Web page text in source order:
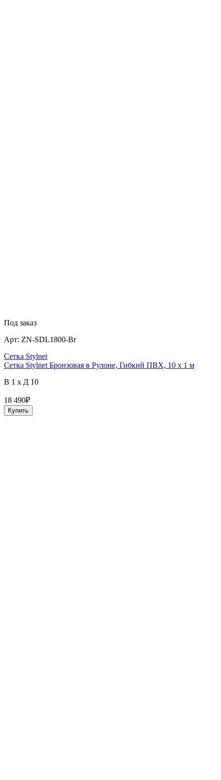
Под заказ
Арт: ZN-SDL1800-Br
Сетка Stylnet
Сетка Stylnet Бронзовая в Рулоне, Гибкий ПВХ, 10 x 1 м
В 1 x Д 10
18 490₽
Купить